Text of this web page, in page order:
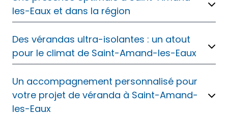
les-Eaux et dans la région
Des vérandas ultra-isolantes : un atout
pour le climat de Saint-Amand-les-Eaux
Un accompagnement personnalisé pour
votre projet de véranda à Saint-Amand-
les-Eaux